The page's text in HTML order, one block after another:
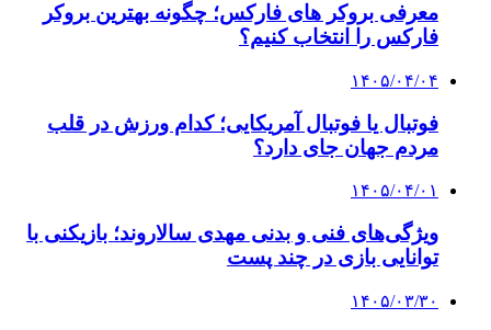
معرفی بروکر های فارکس؛ چگونه بهترین بروکر
فارکس را انتخاب کنیم؟
۱۴۰۵/۰۴/۰۴
فوتبال یا فوتبال آمریکایی؛ کدام ورزش در قلب
مردم جهان جای دارد؟
۱۴۰۵/۰۴/۰۱
ویژگی‌های فنی و بدنی مهدی سالاروند؛ بازیکنی با
توانایی بازی در چند پست
۱۴۰۵/۰۳/۳۰